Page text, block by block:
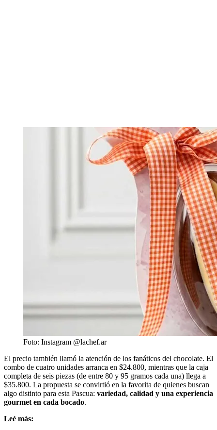
Foto: Instagram @lachef.ar
El precio también llamó la atención de los fanáticos del chocolate. El
combo de cuatro unidades arranca en $24.800, mientras que la caja
completa de seis piezas (de entre 80 y 95 gramos cada una) llega a
$35.800. La propuesta se convirtió en la favorita de quienes buscan
algo distinto para esta Pascua: variedad, calidad y una experiencia
gourmet en cada bocado.
Leé más: